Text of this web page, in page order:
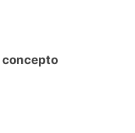
concepto